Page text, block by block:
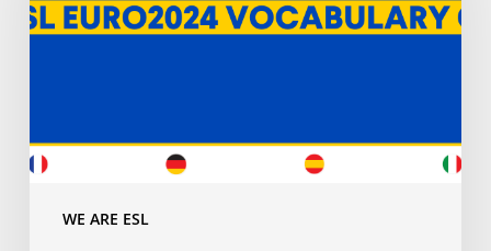
WE ARE ESL
futbolístico
con